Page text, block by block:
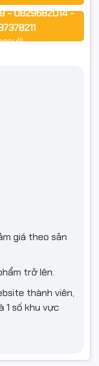
- 0829682014 -
giá theo sản
trở lên.
thành viên,
1 số khu vực
RAM gài khít.
cần
làm bằng chứng